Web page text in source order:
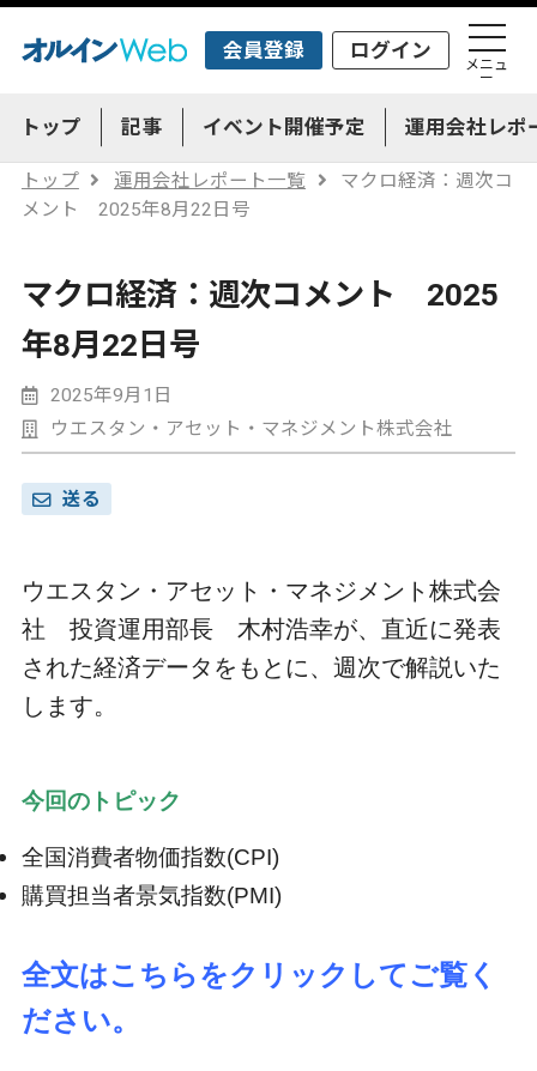
会員登録 ログイン
メニュ
ー
トップ 記事 イベント開催予定 運用会社レポ
トップ 運用会社レポート一覧
マクロ経済：週次コ
メント 2025年8月22日号
マクロ経済：週次コメント 2025
年8月22日号
2025年9月1日
ウエスタン・アセット・マネジメント株式会社
送る
ウエスタン・アセット・マネジメント株式会
社 投資運用部長 木村浩幸が、直近に発表
された経済データをもとに、週次で解説いた
します。
今回のトピック
全国消費者物価指数(CPI)
購買担当者景気指数(PMI)
全文はこちらをクリックしてご覧く
ださい。